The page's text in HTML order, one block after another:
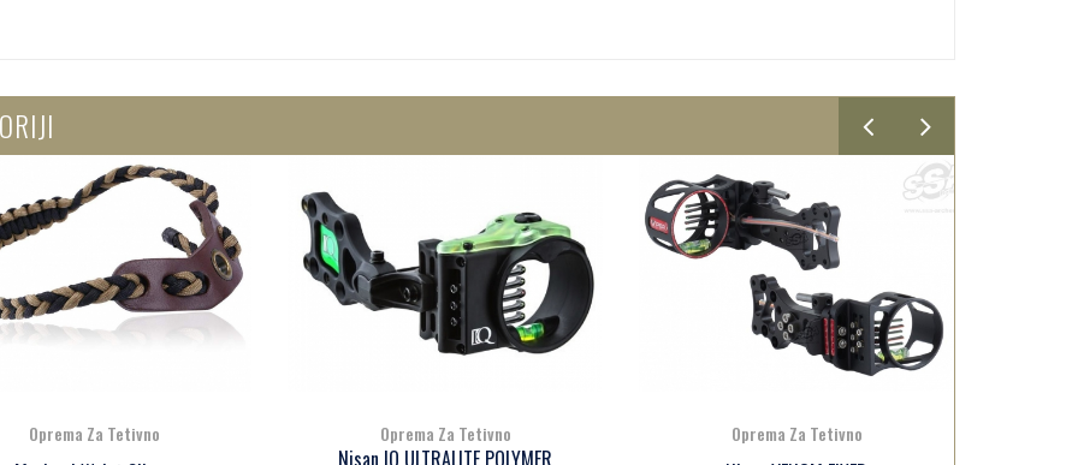
Oprema Za Tetivno
Nisan IQ ULTRALITE POLYMER
Oprema Za Tetivno Oprema Za Tetivno